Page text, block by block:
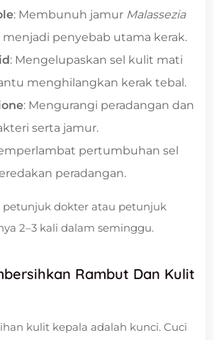
: Membunuh jamur Malassezia
penyebab utama kerak.
: Mengelupaskan sel kulit mati
menghilangkan kerak tebal.
: Mengurangi peradangan dan
serta jamur.
pertumbuhan sel
peradangan.
petunjuk dokter atau petunjuk
2–3 kali dalam seminggu.
Rambut Dan Kulit
kulit kepala adalah kunci. Cuci